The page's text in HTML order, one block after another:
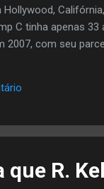
Hollywood,
C tinha apenas
com seu
Pimp C, Bun B
que R.